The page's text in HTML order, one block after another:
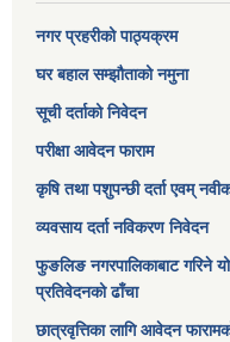
नगर प्रहरीको पाठ्यक्रम
घर बहाल सम्झौताको नमुना
सूची दर्ताको निवेदन
परीक्षा आवेदन फाराम
कृषि तथा पशुपन्छी दर्ता एवम्
व्यवसाय दर्ता नविकरण निवेदन
फुङलिङ नगरपालिकाबाट गरिने
प्रतिवेदनको ढाँचा
छात्रवृत्तिका लागि आवेदन